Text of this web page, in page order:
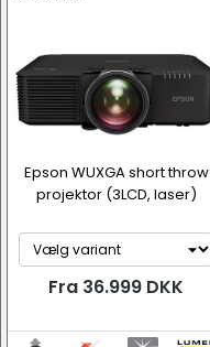
Epson WUXGA short throw
projektor (3LCD, laser)
Fra 36.999 DKK